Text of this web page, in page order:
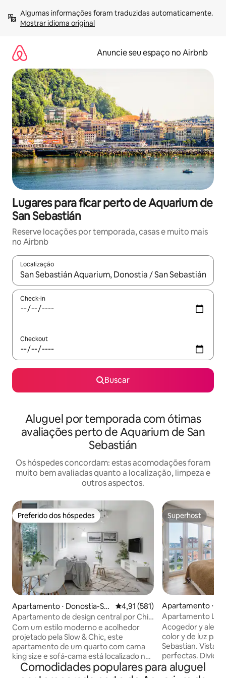
para
Mostrar idioma original
Anuncie seu espaço no Airbnb
Lugares para ficar perto de Aquarium de
San Sebastián
Reserve locações por temporada, casas e muito mais
no Airbnb
Localização
Quando os resultados estiverem disponíveis, explore-os
Check-in
Checkout
Buscar
Aluguel por temporada com ótimas
avaliações perto de Aquarium de San
Sebastián
Os hóspedes concordam: estas acomodações foram
muito bem avaliadas quanto a localização, limpeza e
outros aspectos.
Preferido dos hóspedes
Preferido dos hóspedes
Apartamento ⋅ Donostia-Sa
n Sebastian
4,91 de uma avaliação média de
4,91 (581)
Apartamento de design central por Chic
Donosti
Com um estilo moderno e acolhedor
projetado pela Slow & Chic, este
apartamento de um quarto com cama
king size e sofá-cama está localizado no
coração de San Sebastián, a 5 minutos a
pé da praia de La Concha.
Superhost
Superhost
Apartamento ⋅
n Sebastian
Apartamento La
estúdio La
Acogedor y
color y de luz
Sebastian. Vistas al mar.
perfectas.
espaciosa y con
salón comedor
Comodidades populares para aluguel